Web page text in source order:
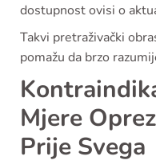
dostupnost ovisi o
Takvi pretraživački
pomažu da brzo
Mjere
Prije Svega